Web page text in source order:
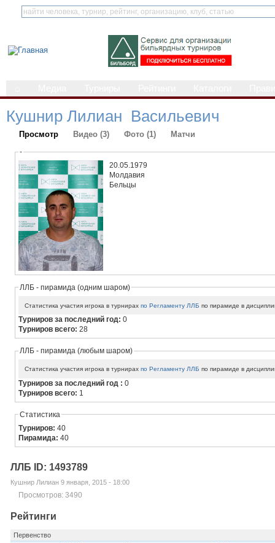
Кушнир Лилиан Васильевич
Просмотр Видео (3) Фото (1) Матчи
-
20.05.1979
Молдавия
Бельцы
ЛЛБ - пирамида (одним шаром)
Статистика участия игрока в турнирахпо Регламенту ЛЛБ по пирамиде в
Турниров за последний год:0
Турниров всего:28
ЛЛБ - пирамида (любым шаром)
Статистика участия игрока в турнирахпо Регламенту ЛЛБ по пирамиде в
Турниров за последний год :0
Турниров всего: 1
Статистика
Турниров:40
Пирамида:40
ЛЛБ ID: 1493789
Кушнир Лилиан 9 января, 2015 - 18:00
Просмотров: 3490
Рейтинги
Первенство